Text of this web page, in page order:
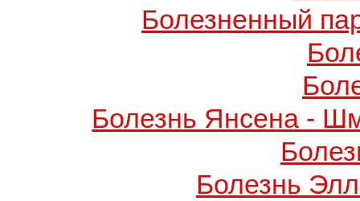
Болезненный
Болезнь Янсена -
Болезнь